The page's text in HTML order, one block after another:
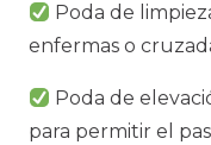
Poda de
enfermas o
Poda de
para permitir el